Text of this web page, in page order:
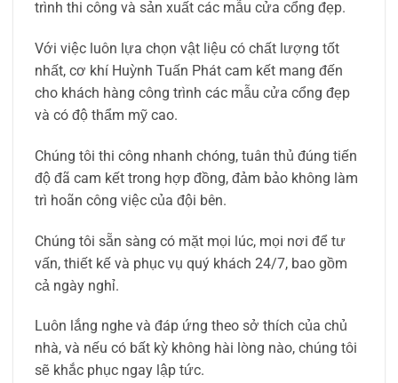
trình thi công và sản xuất các mẫu cửa cổng đẹp.
Với việc luôn lựa chọn vật liệu có chất lượng tốt
nhất, cơ khí Huỳnh Tuấn Phát cam kết mang đến
cho khách hàng công trình các mẫu cửa cổng đẹp
và có độ thẩm mỹ cao.
Chúng tôi thi công nhanh chóng, tuân thủ đúng tiến
độ đã cam kết trong hợp đồng, đảm bảo không làm
trì hoãn công việc của đội bên.
Chúng tôi sẵn sàng có mặt mọi lúc, mọi nơi để tư
vấn, thiết kế và phục vụ quý khách 24/7, bao gồm
cả ngày nghỉ.
Luôn lắng nghe và đáp ứng theo sở thích của chủ
nhà, và nếu có bất kỳ không hài lòng nào, chúng tôi
sẽ khắc phục ngay lập tức.